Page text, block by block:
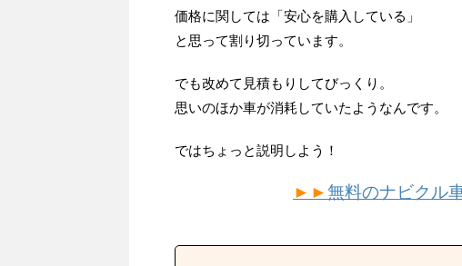
価格に関しては「安心を購入している」
と思って割り切っています。
でも改めて見積もりしてびっくり。
思いのほか車が消耗していたようなんです。
ではちょっと説明しよう！
►►無料のナビクル